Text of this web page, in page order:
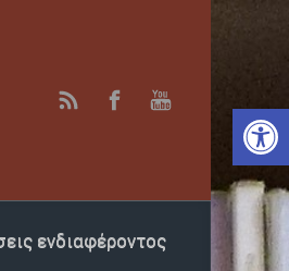
ενδιαφέροντος